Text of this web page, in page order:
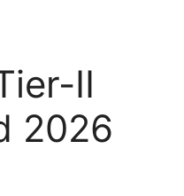
II
2026